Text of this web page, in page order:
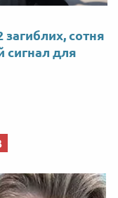
сотня
сигнал для